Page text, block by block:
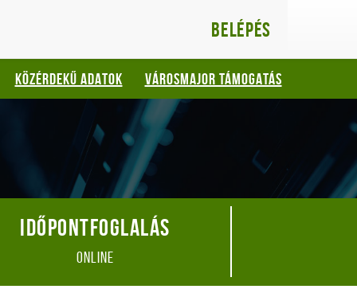
Belépés
KÖZÉRDEKŰ ADATOK VÁROSMAJOR TÁMOGATÁS
Időpontfoglalás
online